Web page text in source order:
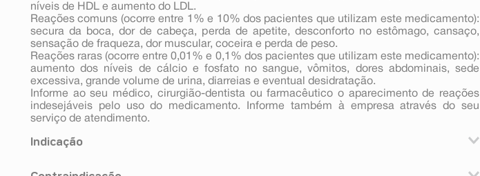
níveis de HDL e aumento do LDL.
Reações comuns (ocorre entre 1% e 10% dos pacientes que utilizam este medicamento):
secura da boca, dor de cabeça, perda de apetite, desconforto no estômago, cansaço,
sensação de fraqueza, dor muscular, coceira e perda de peso.
Reações raras (ocorre entre 0,01% e 0,1% dos pacientes que utilizam este medicamento):
aumento dos níveis de cálcio e fosfato no sangue, vômitos, dores abdominais, sede
excessiva, grande volume de urina, diarreias e eventual desidratação.
Informe ao seu médico, cirurgião-dentista ou farmacêutico o aparecimento de reações
indesejáveis pelo uso do medicamento. Informe também à empresa através do seu
serviço de atendimento.
Indicação